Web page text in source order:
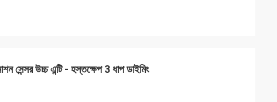
সেন্সর উচ্চ এন্টি - হস্তক্ষেপ 3 ধাপ ডাইমিং